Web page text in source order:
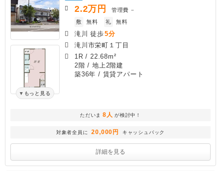
もっと見る
2.2万円 管理費 －
敷
無料 礼 無料
滝川 徒歩5分
滝川市栄町１丁目
1R / 22.68m²
2階 / 地上2階建
築36年 / 賃貸アパート
ただいま 8人 が検討中！
対象者全員に 20,000円 キャッシュバック
詳細を見る